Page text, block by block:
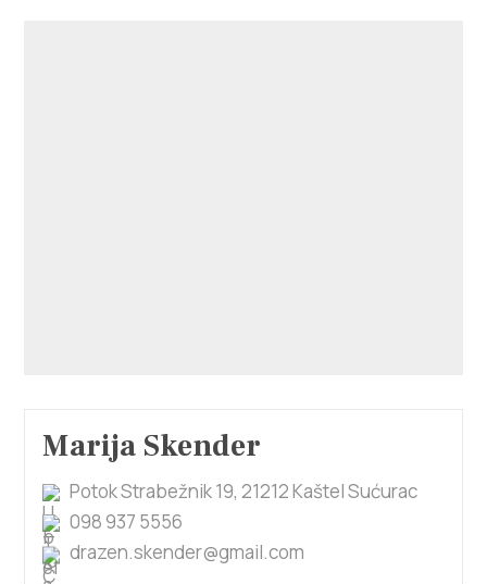
Marija Skender
Potok Strabežnik 19, 21212 Kaštel Sućurac
098 937 5556
drazen.skender@gmail.com